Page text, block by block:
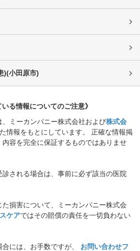
)(小田原市)
いる情報についてのご注意》
ミーカンパニー株式会社および株式会
情報をもとにしています。 正確な情報掲
容を完全に保証するものではありませ
される場合は、事前に必ず該当の医院
損害について、ミーカンパニー株式会
ケアではその賠償の責任を一切負わない
には、お手数ですが、
お問い合わせフ